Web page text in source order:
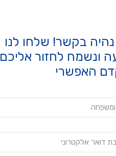
נהיה בקשר! שלחו לנו
ונשמח לחזור אליכם
האפשרי